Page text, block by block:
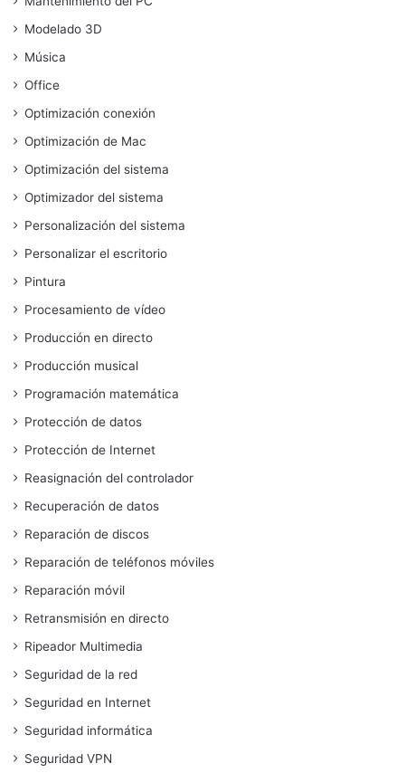
Modelado 3D
Música
Office
Optimización conexión
Optimización de Mac
Optimización del sistema
Optimizador del sistema
Personalización del sistema
Personalizar el escritorio
Pintura
Procesamiento de vídeo
Producción en directo
Producción musical
Programación matemática
Protección de datos
Protección de Internet
Reasignación del controlador
Recuperación de datos
Reparación de discos
Reparación de teléfonos móviles
Reparación móvil
Retransmisión en directo
Ripeador Multimedia
Seguridad de la red
Seguridad en Internet
Seguridad informática
Seguridad VPN